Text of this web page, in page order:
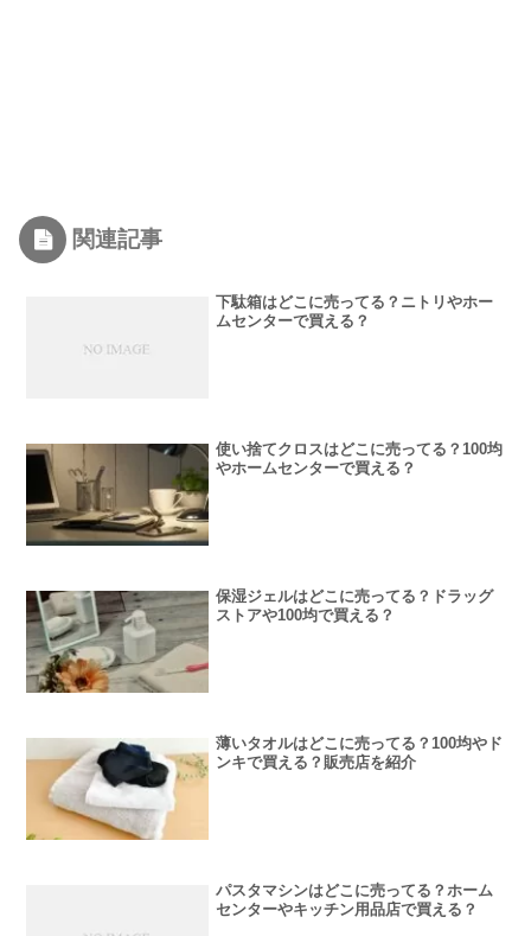
関連記事
下駄箱はどこに売ってる？ニトリやホー
ムセンターで買える？
使い捨てクロスはどこに売ってる？100均
やホームセンターで買える？
保湿ジェルはどこに売ってる？ドラッグ
ストアや100均で買える？
薄いタオルはどこに売ってる？100均やド
ンキで買える？販売店を紹介
パスタマシンはどこに売ってる？ホーム
センターやキッチン用品店で買える？